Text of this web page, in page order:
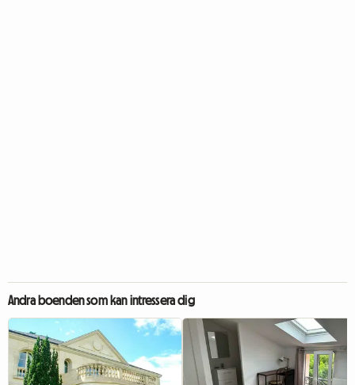
Andra boenden som kan intressera dig